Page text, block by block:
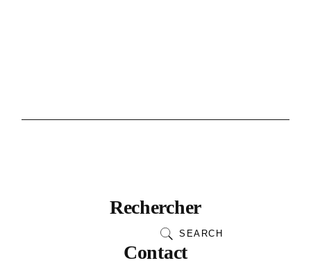
Rechercher
SEARCH
Contact